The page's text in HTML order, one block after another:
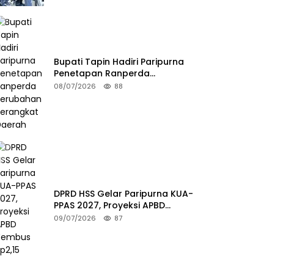
Bupati Tapin Hadiri Paripurna
Penetapan Ranperda
Perubahan Perangkat Daerah
08/07/2026 88
DPRD HSS Gelar Paripurna KUA-
PPAS 2027, Proyeksi APBD
Tembus Rp2,15 Triliun
09/07/2026 87